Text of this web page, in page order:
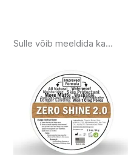
Sulle võib meeldida ka…
84.99 €
on
mitu
varianti.
Valikuid